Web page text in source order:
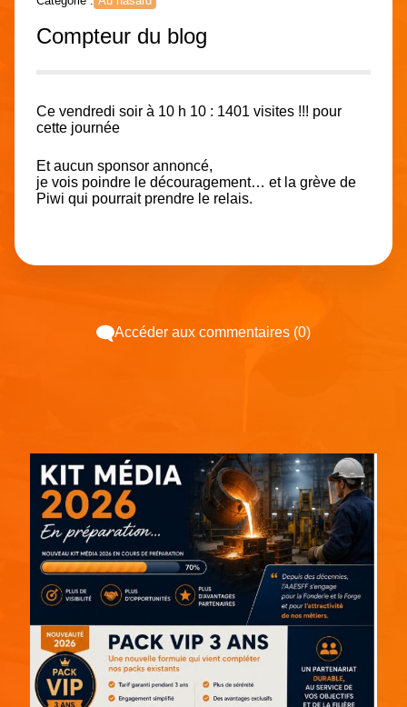
Compteur du blog
Ce vendredi soir à 10 h 10 : 1401 visites !!! pour
cette journée
Et aucun sponsor annoncé,
je vois poindre le découragement… et la grève de
Piwi qui pourrait prendre le relais.
Accéder aux commentaires (0)